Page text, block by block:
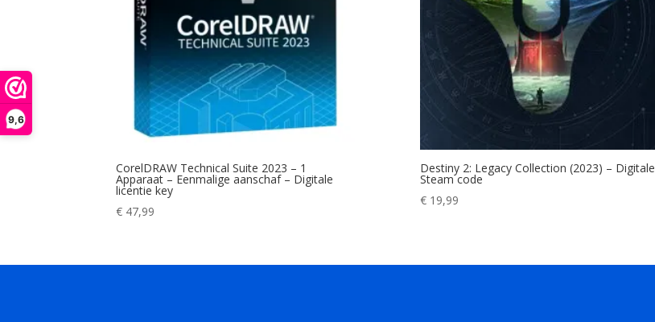
9,6
CorelDRAW Technical Suite 2023 – 1
Apparaat – Eenmalige aanschaf – Digitale
licentie key
€ 47,99
Destiny 2: Legacy Collection (2023) – Digitale
Steam code
€ 19,99